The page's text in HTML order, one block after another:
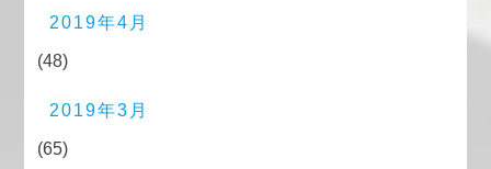
2019年4月
(48)
2019年3月
(65)